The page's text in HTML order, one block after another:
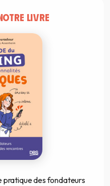
LIVRE
pratique des fondateurs